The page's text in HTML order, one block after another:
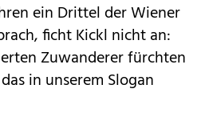
ein Drittel der Wiener
ficht Kickl nicht an:
Zuwanderer fürchten
in unserem Slogan